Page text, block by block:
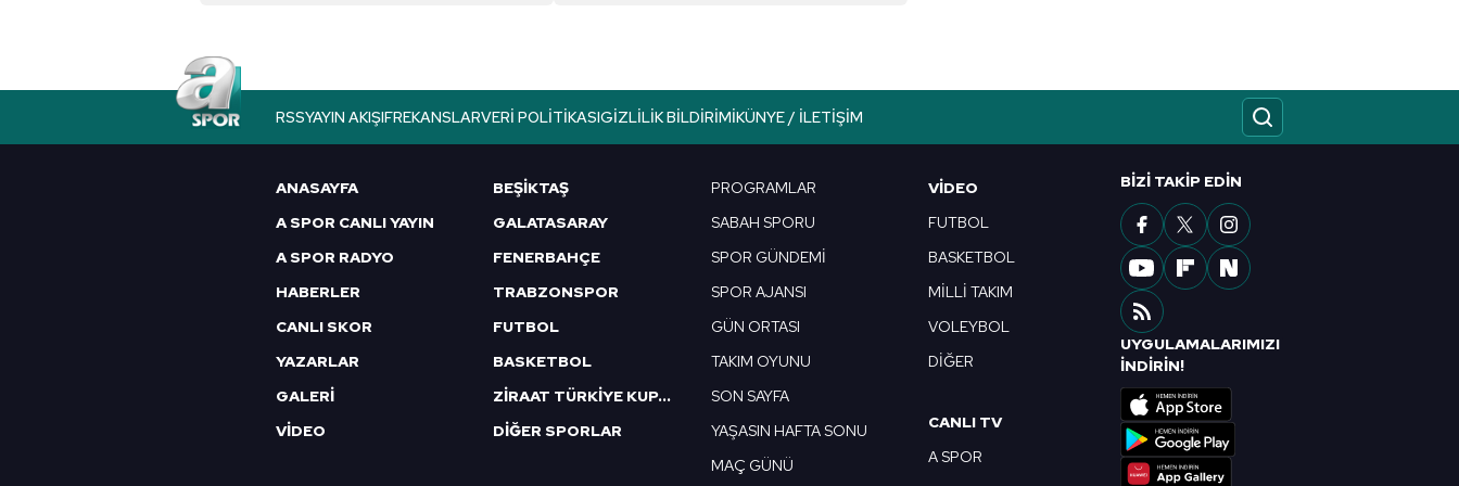
6698 sayılı Kişisel Verilerin Korunması Kanunu uyarınca hazırlanmış Aydınlatma Metnimizi okumak ve sitemizde ilgili
mevzuata uygun olarak kullanılan çerezlerle ilgili bilgi almak için lütfentıklayınız.
RSSYAYIN AKIŞIFREKANSLARVERI POLITIKASIGIZLILIK BILDIRIMIKÜNYE / İLETIŞIM
ANASAYFA
A SPOR CANLI YAYIN
A SPOR RADYO
HABERLER
CANLI SKOR
YAZARLAR
GALERİ
VİDEO
BEŞİKTAŞ
GALATASARAY
FENERBAHÇE
TRABZONSPOR
FUTBOL
BASKETBOL
ZİRAAT TÜRKİYE KUPASI
DİĞER SPORLAR
PROGRAMLAR
SABAH SPORU
SPOR GÜNDEMİ
SPOR AJANSI
GÜN ORTASI
TAKIM OYUNU
SON SAYFA
YAŞASIN HAFTA SONU
MAÇ GÜNÜ
VIDEO
FUTBOL
BASKETBOL
MİLLİ TAKIM
VOLEYBOL
DİĞER
CANLI TV
A SPOR
BIZI TAKIP EDIN
UYGULAMALARIMIZI
İNDİRİN!